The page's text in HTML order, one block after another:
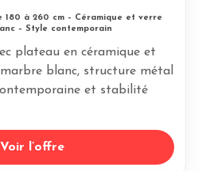
180 à 260 cm – Céramique et verre
– Style contemporain
plateau en céramique et
blanc, structure métal
et stabilité
Voir l’offre